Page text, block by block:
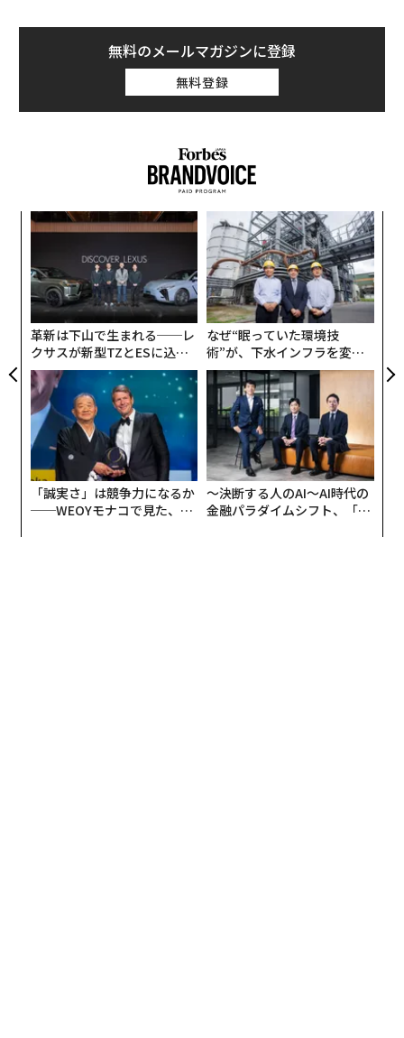
ベンチャー・キャピタルの投資額が約15兆円 いま起きているパラダイ
私がこの起業家に投資した理由 永田暁彦 → 三宅徹
投資先はリーダーで選ぶ FBとアマゾンが「買い」な理由
実業家にも意外に多い「サイコパス」 性格に表れる5つの特徴
advertisement
の結果、レイトステージの企業やIPO直前･直後の企業向
けの投資案件は飽和状態となっており、VCではいま、い
かに新しいアイデアで投資を行うかの模索を始めたとこ
も起きつつある。一昔前のイノベーションと言えば、ソ
ーシャル･コネクティビティがテーマであった。具体的に
は、ソーシャル･ネットワーキング、シェアリング･エコ
ノミー、そうしたことを支えるインフラ（クラウド・コ
ンピューティング、モノのインターネット、モバイル･コ
マース）などである。
無料のメールマガジンに登録
無料登録
革新は下山で生まれる──レ
クサスが新型TZとESに込め
た「DISCOVER」の哲学
なぜ“眠っていた環境技
術”が、下水インフラを変え
たのか──産総研×月島JFE
アクアソリューションの10年
「誠実さ」は競争力になるか
──WEOYモナコで見た、く
〜決断する人のAI〜AI時代の
金融パラダイムシフト、「超